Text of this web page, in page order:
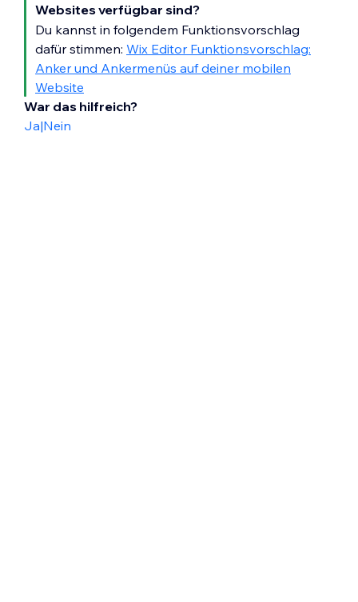
Websites verfügbar sind?
Du kannst in folgendem Funktionsvorschlag
dafür stimmen: Wix Editor Funktionsvorschlag:
Anker und Ankermenüs auf deiner mobilen
Website
War das hilfreich?
Ja|Nein